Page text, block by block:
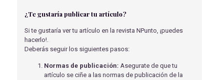
DIABETES MELLITUS GESTACIONAL
ARTÍCULO DE REVISIÓN - INTERVENCIÓN DE
ENFERMERÍA EN LAS TERAPIAS DE REEMPLAZO RENAL
Noriega Campos, E- 16/07/2021
¿Te gustaría publicar tu artículo?
Si te gustaría ver tu artículo en la revista NPunto, ¡puedes
hacerlo!.
Deberás seguir los siguientes pasos:
Normas de publicación: Asegurate de que tu
artículo se ciñe a las normas de publicación de la